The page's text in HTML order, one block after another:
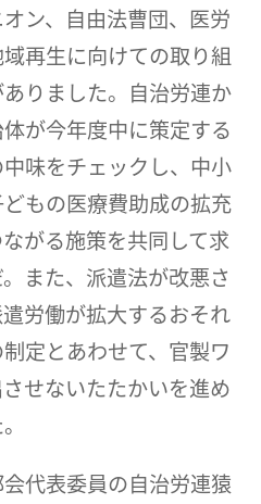
ン、自由法曹団、医労
再生に向けての取り組
りました。自治労連か
が今年度中に策定する
中味をチェックし、中小
もの医療費助成の拡充
がる施策を共同して求
また、派遣法が改悪さ
労働が拡大するおそれ
定とあわせて、官製ワ
せないたたかいを進め
代表委員の自治労連猿